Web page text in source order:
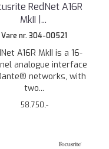
RedNet A16R
MkII | ...
Vare nr. 304-00521
A16R MkII is a 16-
analogue interface
networks, with
two...
58.750,-